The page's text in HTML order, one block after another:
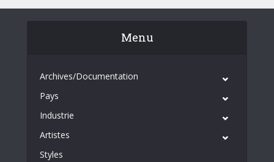
Menu
Archives/Documentation
Pays
Industrie
Artistes
Styles